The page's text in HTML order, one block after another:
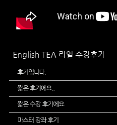
English TEA 리얼 수강후기
후기입니다.
짧은 후기에요..
짧은 수강 후기에요
마스터 강좌 후기